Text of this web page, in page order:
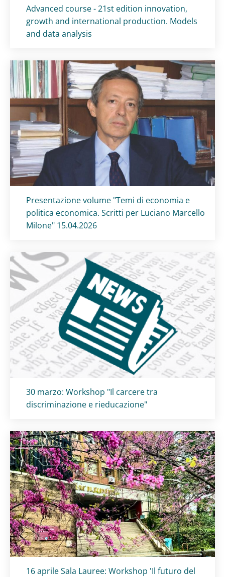
Titolo card:
Advanced course - 21st edition innovation,
growth and international production. Models
and data analysis
Titolo card:
Presentazione volume "Temi di economia e
politica economica. Scritti per Luciano Marcello
Milone" 15.04.2026
Titolo card:
30 marzo: Workshop "Il carcere tra
discriminazione e rieducazione"
Titolo card:
16 aprile Sala Lauree: Workshop 'Il futuro del